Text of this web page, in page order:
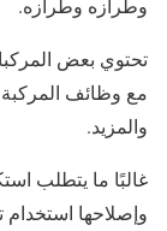
وطرازه وطرازه.
تحتوي بعض
مع وظائف
والمزيد.
غالبًا ما يتطلب
وإصلاحها